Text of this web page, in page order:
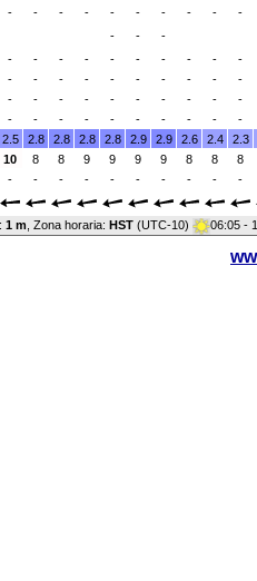
- - - - - - - - -
-
- -
-
- - - - - - - - -
-
- - - - - - - - -
-
- - - - - - - - -
-
- - - - - - - - -
-
2.5 2.8 2.8 2.8 2.8 2.9 2.9 2.6 2.4
2.3
10 8 8 9 9 9 9 8 8
8
- - - - - - - - -
-
1 m , Zona horaria: HST (UTC-10) 06:05 -